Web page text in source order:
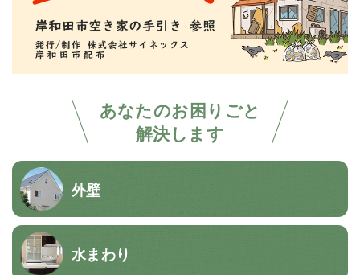
あなたのお困りごと
解決します
外壁
水まわり